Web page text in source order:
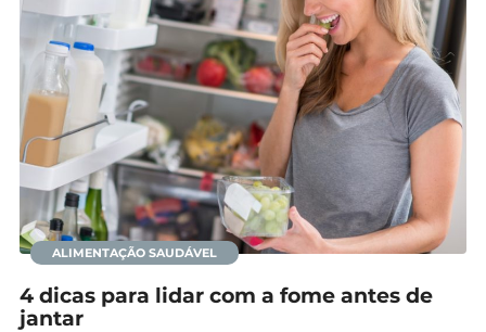
ALIMENTAÇÃO SAUDÁVEL
4 dicas para lidar com a fome antes de
jantar